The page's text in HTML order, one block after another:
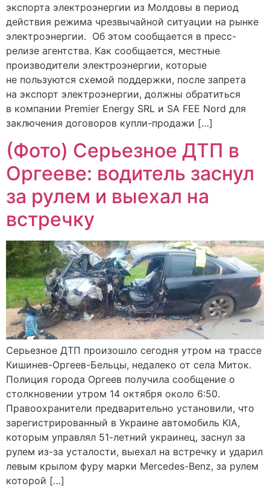
экспорта электроэнергии из Молдовы в период
действия режима чрезвычайной ситуации на рынке
электроэнергии. Об этом сообщается в пресс-
релизе агентства. Как сообщается, местные
производители электроэнергии, которые
не пользуются схемой поддержки, после запрета
на экспорт электроэнергии, должны обратиться
в компании Premier Energy SRL и SA FEE Nord для
заключения договоров купли-продажи […]
(Фото) Серьезное ДТП в
Оргееве: водитель заснул
за рулем и выехал на
встречку
Серьезное ДТП произошло сегодня утром на трассе
Кишинев-Оргеев-Бельцы, недалеко от села Миток.
Полиция города Оргеев получила сообщение о
столкновении утром 14 октября около 6:50.
Правоохранители предварительно установили, что
зарегистрированный в Украине автомобиль KIA,
которым управлял 51-летний украинец, заснул за
рулем из-за усталости, выехал на встречку и ударил
левым крылом фуру марки Mercedes-Benz, за рулем
которой […]